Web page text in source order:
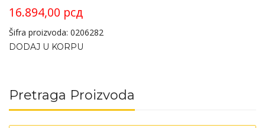
16.894,00 рсд
Šifra proizvoda: 0206282
DODAJ U KORPU
Pretraga Proizvoda